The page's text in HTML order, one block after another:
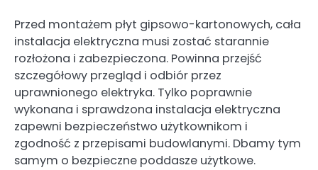
Przed montażem płyt gipsowo-kartonowych, cała
instalacja elektryczna musi zostać starannie
rozłożona i zabezpieczona. Powinna przejść
szczegółowy przegląd i odbiór przez
uprawnionego elektryka. Tylko poprawnie
wykonana i sprawdzona instalacja elektryczna
zapewni bezpieczeństwo użytkownikom i
zgodność z przepisami budowlanymi. Dbamy tym
samym o bezpieczne poddasze użytkowe.